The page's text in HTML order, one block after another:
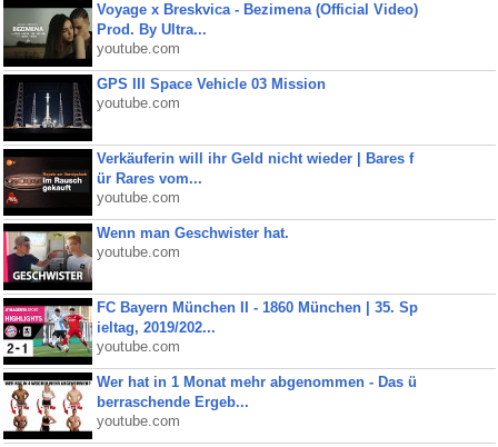
Voyage x Breskvica - Bezimena (Official Video)
Prod. By Ultra...
youtube.com
GPS III Space Vehicle 03 Mission
youtube.com
Verkäuferin will ihr Geld nicht wieder | Bares f
ür Rares vom...
youtube.com
Wenn man Geschwister hat.
youtube.com
FC Bayern München II - 1860 München | 35. Sp
ieltag, 2019/202...
youtube.com
Wer hat in 1 Monat mehr abgenommen - Das ü
berraschende Ergeb...
youtube.com